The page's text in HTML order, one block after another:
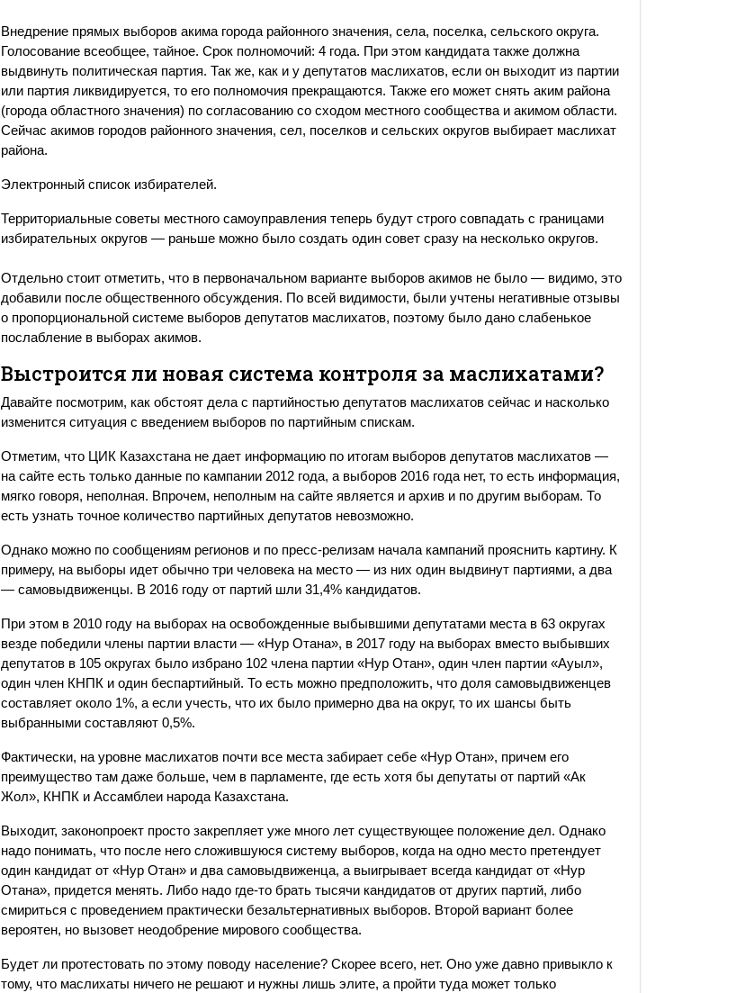
Внедрение прямых выборов акима города районного значения, села, поселка, сельского округа.
Голосование всеобщее, тайное. Срок полномочий: 4 года. При этом кандидата также должна
выдвинуть политическая партия. Так же, как и у депутатов маслихатов, если он выходит из партии
или партия ликвидируется, то его полномочия прекращаются. Также его может снять аким района
(города областного значения) по согласованию со сходом местного сообщества и акимом области.
Сейчас акимов городов районного значения, сел, поселков и сельских округов выбирает маслихат
района.
Электронный список избирателей.
Территориальные советы местного самоуправления теперь будут строго совпадать с границами
избирательных округов — раньше можно было создать один совет сразу на несколько округов.
Отдельно стоит отметить, что в первоначальном варианте выборов акимов не было — видимо, это
добавили после общественного обсуждения. По всей видимости, были учтены негативные отзывы
о пропорциональной системе выборов депутатов маслихатов, поэтому было дано слабенькое
послабление в выборах акимов.
Выстроится ли новая система контроля за маслихатами?
Давайте посмотрим, как обстоят дела с партийностью депутатов маслихатов сейчас и насколько
изменится ситуация с введением выборов по партийным спискам.
Отметим, что ЦИК Казахстана не дает информацию по итогам выборов депутатов маслихатов —
на сайте есть только данные по кампании 2012 года, а выборов 2016 года нет, то есть информация,
мягко говоря, неполная. Впрочем, неполным на сайте является и архив и по другим выборам. То
есть узнать точное количество партийных депутатов невозможно.
Однако можно по сообщениям регионов и по пресс-релизам начала кампаний прояснить картину. К
примеру, на выборы идет обычно три человека на место — из них один выдвинут партиями, а два
— самовыдвиженцы. В 2016 году от партий шли 31,4% кандидатов.
При этом в 2010 году на выборах на освобожденные выбывшими депутатами места в 63 округах
везде победили члены партии власти — «Нур Отана», в 2017 году на выборах вместо выбывших
депутатов в 105 округах было избрано 102 члена партии «Нур Отан», один член партии «Ауыл»,
один член КНПК и один беспартийный. То есть можно предположить, что доля самовыдвиженцев
составляет около 1%, а если учесть, что их было примерно два на округ, то их шансы быть
выбранными составляют 0,5%.
Фактически, на уровне маслихатов почти все места забирает себе «Нур Отан», причем его
преимущество там даже больше, чем в парламенте, где есть хотя бы депутаты от партий «Ак
Жол», КНПК и Ассамблеи народа Казахстана.
Выходит, законопроект просто закрепляет уже много лет существующее положение дел. Однако
надо понимать, что после него сложившуюся систему выборов, когда на одно место претендует
один кандидат от «Нур Отан» и два самовыдвиженца, а выигрывает всегда кандидат от «Нур
Отана», придется менять. Либо надо где-то брать тысячи кандидатов от других партий, либо
смириться с проведением практически безальтернативных выборов. Второй вариант более
вероятен, но вызовет неодобрение мирового сообщества.
Будет ли протестовать по этому поводу население? Скорее всего, нет. Оно уже давно привыкло к
тому, что маслихаты ничего не решают и нужны лишь элите, а пройти туда может только